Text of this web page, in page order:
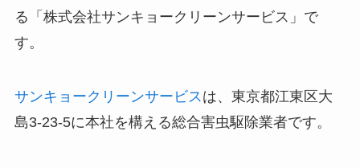
る「株式会社サンキョークリーンサービス」で
す。
サンキョークリーンサービスは、東京都江東区大
島3-23-5に本社を構える総合害虫駆除業者です。